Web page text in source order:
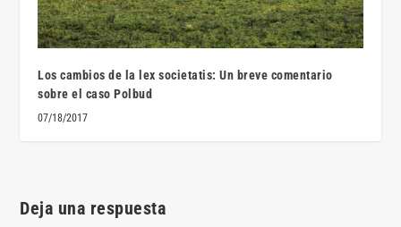
Los cambios de la lex societatis: Un breve comentario
sobre el caso Polbud
07/18/2017
Deja una respuesta